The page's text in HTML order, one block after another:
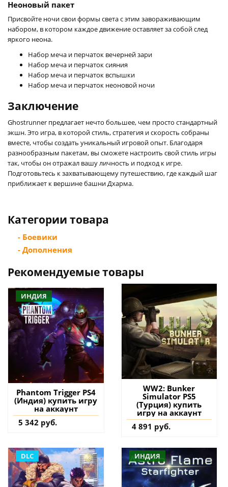
Неоновый пакет
Присвойте ночи свои формы света с этим завораживающим
набором, в котором каждое движение оставляет за собой след
яркого неона.
Набор меча и перчаток вечерней зари
Набор меча и перчаток сияния
Набор меча и перчаток вспышки
Набор меча и перчаток неоновой ночи
Заключение
Ghostrunner предлагает нечто большее, чем просто стандартный
экшн. Это игра, в которой стиль, стратегия и скорость собраны
вместе, чтобы создать уникальный игровой опыт. Благодаря
разнообразным пакетам, вы сможете настроить свой стиль игры
так, чтобы он отражал вашу личность и подход к игре.
Подготовьтесь к захватывающему путешествию, где каждый шаг
приближает к вершине башни Дхарма.
Категории товара
- Боевики
- Дополнения
Рекомендуемые товары
ИНДИЯ
Phantom Trigger PS4
(Индия) купить игру
на аккаунт
5 342 руб.
WW2: Bunker
Simulator PS5
(Турция) купить
игру на аккаунт
4 891 руб.
DLC ИНДИЯ